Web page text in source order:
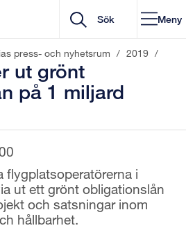
Meny
press- och nyhetsrum / 2019 /
ut grönt
på 1 miljard
flygplatsoperatörerna i
ut ett grönt obligationslån
och satsningar inom
hållbarhet.